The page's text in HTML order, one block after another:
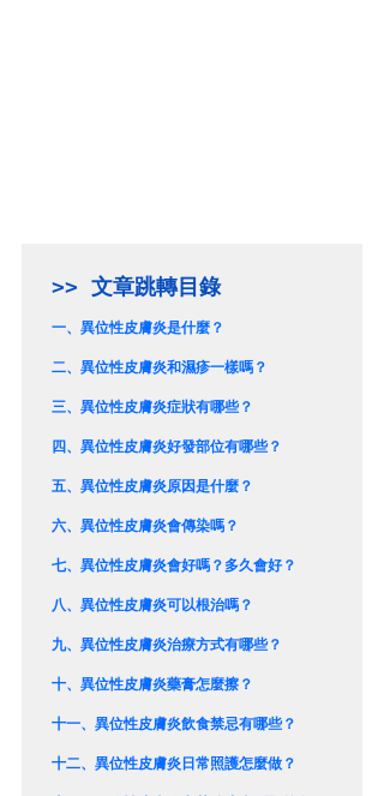
一、 異位性皮膚炎是什麼？
二、 異位性皮膚炎和濕疹一樣嗎？
三、 異位性皮膚炎症狀有哪些？
四、 異位性皮膚炎好發部位有哪些？
五、 異位性皮膚炎原因是什麼？
六、 異位性皮膚炎會傳染嗎？
七、 異位性皮膚炎會好嗎？多久會好？
八、 異位性皮膚炎可以根治嗎？
九、 異位性皮膚炎治療方式有哪些？
十、 異位性皮膚炎藥膏怎麼擦？
十一、 異位性皮膚炎飲食禁忌有哪些？
十二、 異位性皮膚炎日常照護怎麼做？